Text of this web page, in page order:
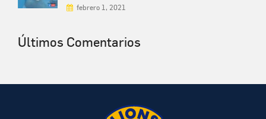
febrero 1, 2021
Últimos Comentarios